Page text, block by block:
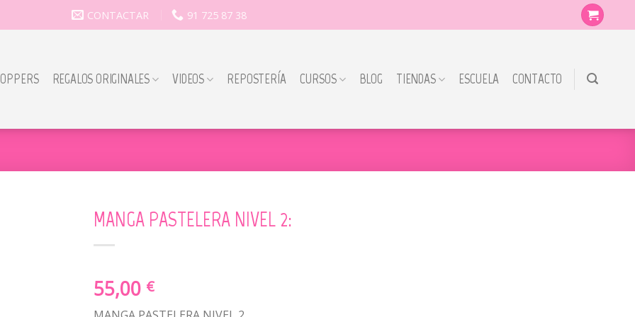
CONTACTAR 91 725 87 38
REGALOS ORIGINALES VIDEOS REPOSTERÍA CURSOS BLOG TIENDAS ESCUELA CONTACTO
MANGA PASTELERA NIVEL 2:
55,00 €